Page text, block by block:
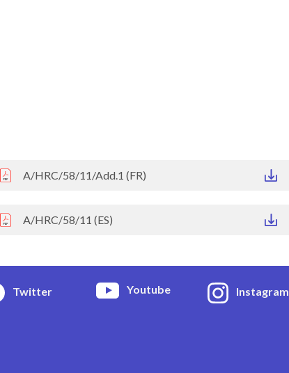
A/HRC/58/11/Add.1 (FR)
A/HRC/58/11 (ES)
Twitter Youtube Instagram